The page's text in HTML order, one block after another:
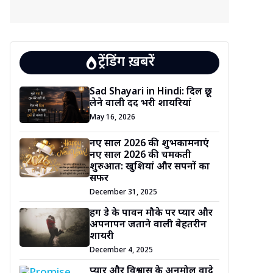
ट्रेंडिंग ख़बरें
Sad Shayari in Hindi: दिल छू
लेने वाली दर्द भरी शायरियां
May 16, 2026
नए साल 2026 की शुभकामनाएं
नए साल 2026 की चमकती
शुरुआत: खुशियां और सपनों का
सफर
December 31, 2025
हग डे के पावन मौके पर प्यार और
अपनापन जताने वाली बेहतरीन
शायरी
December 4, 2025